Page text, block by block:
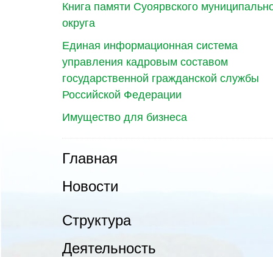
Книга памяти Суоярвского
округа
Единая информационная система
управления кадровым составом
государственной гражданской службы
Российской Федерации
Имущество для бизнеса
Главная
Новости
Структура
Деятельность